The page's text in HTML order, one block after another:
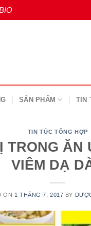
SẢN PHẨM TIN
TIN TỨC TỔNG HỢP
TRONG ĂN
VIÊM DẠ
ON 1 THÁNG 7, 2017 BY